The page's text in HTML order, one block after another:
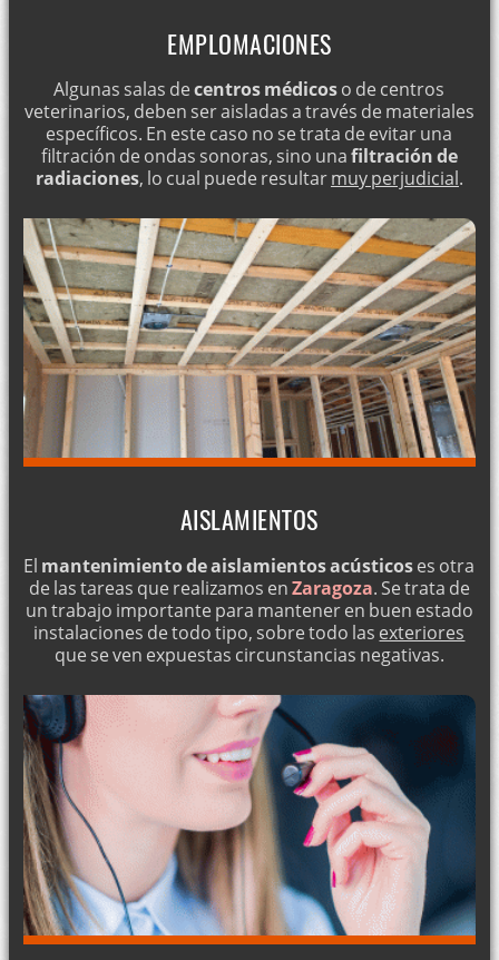
EMPLOMACIONES
Algunas salas decentros médicoso de centros
veterinarios, deben ser aisladas a través de materiales
específicos. En este caso no se trata de evitar una
filtración de ondas sonoras, sino unafiltración de
radiaciones, lo cual puede resultarmuy perjudicial.
AISLAMIENTOS
El mantenimiento de aislamientos acústicoses otra
de las tareas que realizamos enZaragoza. Se trata de
un trabajo importante para mantener en buen estado
instalaciones de todo tipo, sobre todo las exteriores
que se ven expuestas circunstancias negativas.